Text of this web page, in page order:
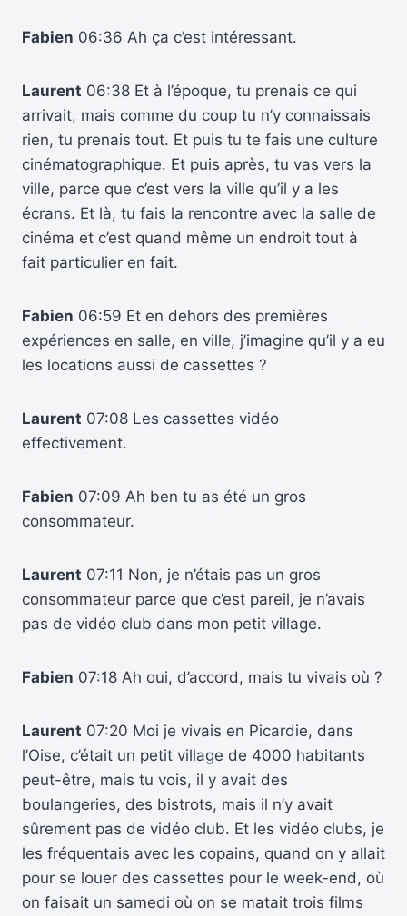
Fabien 06:36 Ah ça c’est intéressant.
Laurent 06:38 Et à l’époque, tu prenais ce qui
arrivait, mais comme du coup tu n’y connaissais
rien, tu prenais tout. Et puis tu te fais une culture
cinématographique. Et puis après, tu vas vers la
ville, parce que c’est vers la ville qu’il y a les
écrans. Et là, tu fais la rencontre avec la salle de
cinéma et c’est quand même un endroit tout à
fait particulier en fait.
Fabien 06:59 Et en dehors des premières
expériences en salle, en ville, j’imagine qu’il y a eu
les locations aussi de cassettes ?
Laurent 07:08 Les cassettes vidéo
effectivement.
Fabien 07:09 Ah ben tu as été un gros
consommateur.
Laurent 07:11 Non, je n’étais pas un gros
consommateur parce que c’est pareil, je n’avais
pas de vidéo club dans mon petit village.
Fabien 07:18 Ah oui, d’accord, mais tu vivais où ?
Laurent 07:20 Moi je vivais en Picardie, dans
l’Oise, c’était un petit village de 4000 habitants
peut-être, mais tu vois, il y avait des
boulangeries, des bistrots, mais il n’y avait
sûrement pas de vidéo club. Et les vidéo clubs, je
les fréquentais avec les copains, quand on y allait
pour se louer des cassettes pour le week-end, où
on faisait un samedi où on se matait trois films